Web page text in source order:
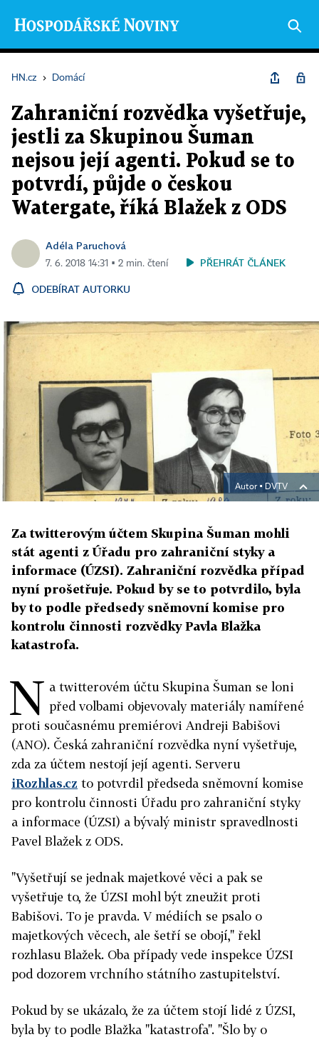
HN.cz › Domácí
Zahraniční rozvědka vyšetřuje,
jestli za Skupinou Šuman
nejsou její agenti. Pokud se to
potvrdí, půjde o českou
Watergate, říká Blažek z ODS
Adéla Paruchová
7. 6. 2018 14:31 ▪ 2 min. čtení PŘEHRÁT ČLÁNEK
ODEBÍRAT AUTORKU
Autor ▪ DVTV
Za twitterovým účtem Skupina Šuman mohli
stát agenti z Úřadu pro zahraniční styky a
informace (ÚZSI). Zahraniční rozvědka případ
nyní prošetřuje. Pokud by se to potvrdilo, byla
by to podle předsedy sněmovní komise pro
kontrolu činnosti rozvědky Pavla Blažka
katastrofa.
N a twitterovém účtu Skupina Šuman se loni
před volbami objevovaly materiály namířené
proti současnému premiérovi Andreji Babišovi
(ANO). Česká zahraniční rozvědka nyní vyšetřuje,
zda za účtem nestojí její agenti. Serveru
iRozhlas.cz to potvrdil předseda sněmovní komise
pro kontrolu činnosti Úřadu pro zahraniční styky
a informace (ÚZSI) a bývalý ministr spravedlnosti
Pavel Blažek z ODS.
"Vyšetřují se jednak majetkové věci a pak se
vyšetřuje to, že ÚZSI mohl být zneužit proti
Babišovi. To je pravda. V médiích se psalo o
majetkových věcech, ale šetří se obojí," řekl
rozhlasu Blažek. Oba případy vede inspekce ÚZSI
pod dozorem vrchního státního zastupitelství.
Pokud by se ukázalo, že za účtem stojí lidé z ÚZSI,
byla by to podle Blažka "katastrofa". "Šlo by o